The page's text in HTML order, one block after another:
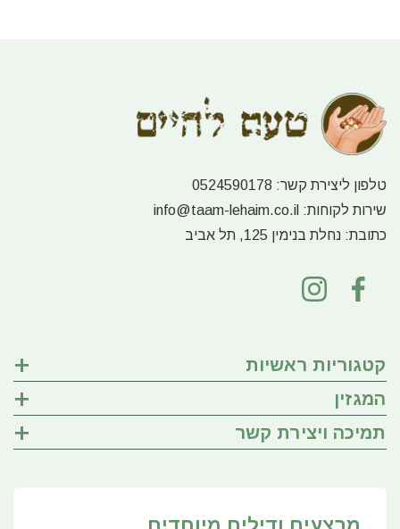
טלפון ליצירת קשר: 0524590178
שירות לקוחות: info@taam-lehaim.co.il
כתובת: נחלת בנימין 125, תל אביב
קטגוריות ראשיות
המגזין
תמיכה ויצירת קשר